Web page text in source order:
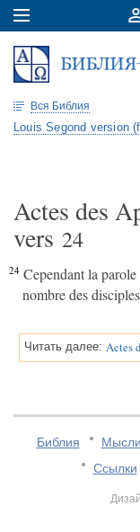
Вся Библия
Louis Segond version
Actes des
vers 24
24 Cependant la
nombre des
Читать далее:
Библия
Ссылки